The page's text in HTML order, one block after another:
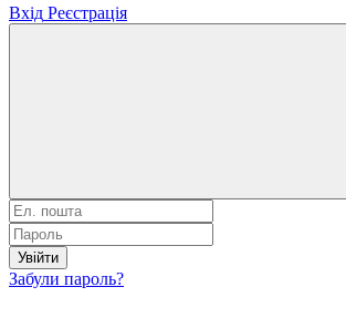
Вхід Реєстрація
Увійти
Забули пароль?